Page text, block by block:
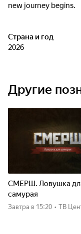
new journey begins.
Страна и год
2026
Другие
СМЕРШ. Ловушка
самурая
Завтра в 15:20 • ТВ